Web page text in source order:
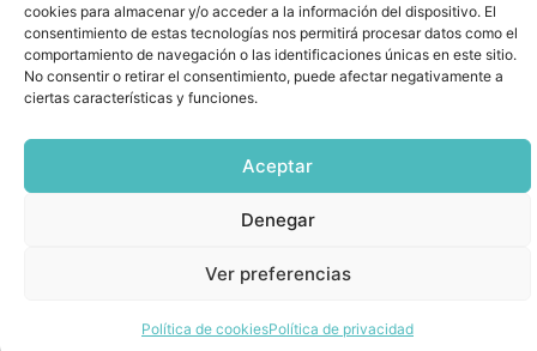
cookies para almacenar y/o acceder a la información del dispositivo. El
consentimiento de estas tecnologías nos permitirá procesar datos como el
comportamiento de navegación o las identificaciones únicas en este sitio.
No consentir o retirar el consentimiento, puede afectar negativamente a
ciertas características y funciones.
Aceptar
Denegar
Ver preferencias
Política de cookiesPolítica de privacidad
info@fenin.es
C/ Villanueva, 20 - 1-
28001
915 759 800
Travesera de Gracia, 56 -
1º, 3ª 08006
932 014 655
Copyright © 2025 FENIN |
reservados
Política
de
privacidad
|Cookies
|Aviso
|SIIF(Canal
|Políticas